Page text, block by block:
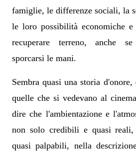
famiglie, le differenze sociali, la
le loro possibilità economiche
recuperare terreno, anche
sporcarsi le mani.
Sembra quasi una storia
quelle che si vedevano al
dire che l'ambientazione e
non solo credibili e quasi
quasi palpabili, nella